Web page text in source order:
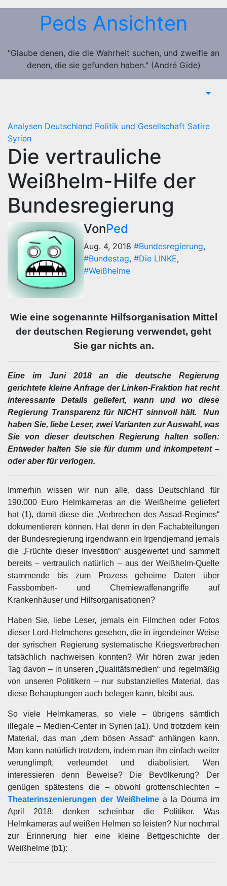
Zum
Peds Ansichten
"Glaube denen, die die Wahrheit suchen, und zweifle an
denen, die sie gefunden haben." (André Gide)
Analysen Deutschland Politik und Gesellschaft Satire
Syrien
Die vertrauliche
Weißhelm-Hilfe der
Bundesregierung
VonPed
Aug. 4, 2018 #Bundesregierung,
#Bundestag, #Die LINKE,
#Weißhelme
Wie eine sogenannte Hilfsorganisation Mittel
der deutschen Regierung verwendet, geht
Sie gar nichts an.
Eine im Juni 2018 an die deutsche Regierung
gerichtete kleine Anfrage der Linken-Fraktion hat recht
interessante Details geliefert, wann und wo diese
Regierung Transparenz für NICHT sinnvoll hält. Nun
haben Sie, liebe Leser, zwei Varianten zur Auswahl, was
Sie von dieser deutschen Regierung halten sollen:
Entweder halten Sie sie für dumm und inkompetent –
oder aber für verlogen.
Immerhin wissen wir nun alle, dass Deutschland für
190.000 Euro Helmkameras an die Weißhelme geliefert
hat (1), damit diese die „Verbrechen des Assad-Regimes“
dokumentieren können. Hat denn in den Fachabteilungen
der Bundesregierung irgendwann ein Irgendjemand jemals
die „Früchte dieser Investition“ ausgewertet und sammelt
bereits – vertraulich natürlich – aus der Weißhelm-Quelle
stammende bis zum Prozess geheime Daten über
Fassbomben- und Chemiewaffenangriffe auf
Krankenhäuser und Hilfsorganisationen?
Haben Sie, liebe Leser, jemals ein Filmchen oder Fotos
dieser Lord-Helmchens gesehen, die in irgendeiner Weise
der syrischen Regierung systematische Kriegsverbrechen
tatsächlich nachweisen konnten? Wir hören zwar jeden
Tag davon – in unseren „Qualitätsmedien“ und regelmäßig
von unseren Politikern – nur substanzielles Material, das
diese Behauptungen auch belegen kann, bleibt aus.
So viele Helmkameras, so viele – übrigens sämtlich
illegale – Medien-Center in Syrien (a1). Und trotzdem kein
Material, das man „dem bösen Assad“ anhängen kann.
Man kann natürlich trotzdem, indem man ihn einfach weiter
verunglimpft, verleumdet und diabolisiert. Wen
interessieren denn Beweise? Die Bevölkerung? Der
genügen spätestens die – obwohl grottenschlechten –
Theaterinszenierungen der Weißhelme a la Douma im
April 2018; denken scheinbar die Politiker. Was
Helmkameras auf weißen Helmen so leisten? Nur nochmal
zur Erinnerung hier eine kleine Bettgeschichte der
Weißhelme (b1):